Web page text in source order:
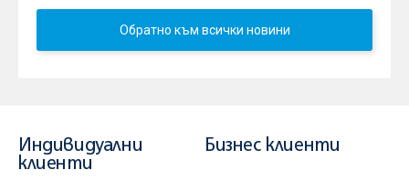
Обратно към всички новини
Индивидуални
клиенти
Бизнес клиенти